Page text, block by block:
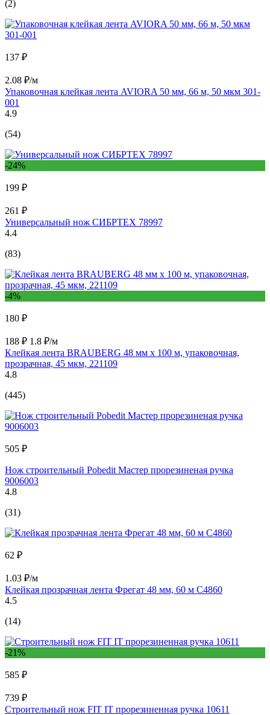
(2)
137 ₽
2.08 ₽/м
Упаковочная клейкая лента AVIORA 50 мм, 66 м, 50 мкм 301-
001
4.9
(54)
-24%
199 ₽
261 ₽
Универсальный нож СИБРТЕХ 78997
4.4
(83)
-4%
180 ₽
188 ₽ 1.8 ₽/м
Клейкая лента BRAUBERG 48 мм х 100 м, упаковочная,
прозрачная, 45 мкм, 221109
4.8
(445)
505 ₽
Нож строительный Pobedit Мастер прорезиненая ручка
9006003
4.8
(31)
62 ₽
1.03 ₽/м
Клейкая прозрачная лента Фрегат 48 мм, 60 м С4860
4.5
(14)
-21%
585 ₽
739 ₽
Строительный нож FIT IT прорезиненная ручка 10611